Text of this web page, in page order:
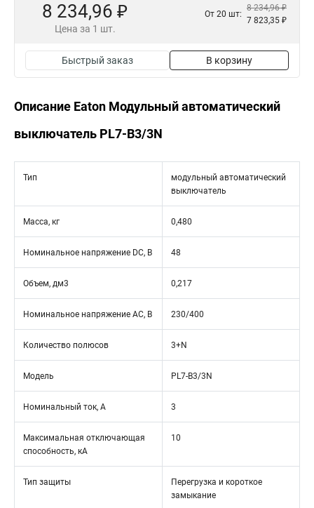
8 234,96 ₽
Цена за 1 шт.
От 20 шт:
8 234,96 ₽
7 823,35 ₽
Быстрый заказ В корзину
Описание Eaton Модульный автоматический
выключатель PL7-B3/3N
Тип
модульный автоматический
выключатель
Масса, кг 0,480
Номинальное напряжение DC, В 48
Объем, дм3 0,217
Номинальное напряжение АС, В 230/400
Количество полюсов 3+N
Модель PL7-B3/3N
Номинальный ток, А 3
Максимальная отключающая
способность, кА
10
Тип защиты
Перегрузка и короткое
замыкание